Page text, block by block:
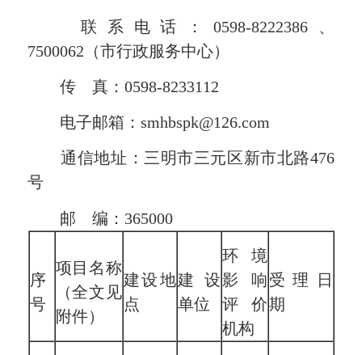
联系电话： 0598-8222386、
7500062 （市行政服务中心）
传 真：0598-8233112
电子邮箱：smhbspk@126.com
通信地址：三明市三元区新市北路476
号
邮 编： 365000
序
号
项目名称
（全文见
附件）
建设地
点
建设
单位
环境
影响
评价
机构
受理日
期